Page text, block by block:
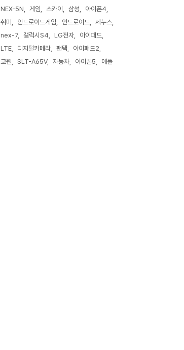
NEX-5N
게임 스카이 삼성
아이폰4
취미
안드로이드게임 안드로이드
제누스
nex-7
갤럭시S4 LG전자
아이패드
LTE
디지털카메라 팬택
아이패드2
코원
SLT-A65V 자동차 아이폰5 애플